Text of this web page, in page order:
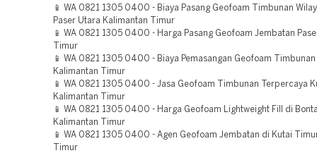
📱 WA 0821 1305 0400 - Biaya Pasang Geofoam Timbunan
Paser Utara Kalimantan Timur
📱 WA 0821 1305 0400 - Harga Pasang Geofoam Jembatan
Timur
📱 WA 0821 1305 0400 - Biaya Pemasangan Geofoam
Kalimantan Timur
📱 WA 0821 1305 0400 - Jasa Geofoam Timbunan Terpercaya
Kalimantan Timur
📱 WA 0821 1305 0400 - Harga Geofoam Lightweight Fill di
Kalimantan Timur
📱 WA 0821 1305 0400 - Agen Geofoam Jembatan di Kutai
Timur